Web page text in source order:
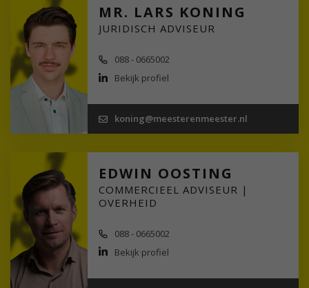
MR. LARS KONING
JURIDISCH ADVISEUR
088 - 0665002
Bekijk profiel
koning@meesterenmeester.nl
EDWIN OOSTING
COMMERCIEEL ADVISEUR |
OVERHEID
088 - 0665002
Bekijk profiel